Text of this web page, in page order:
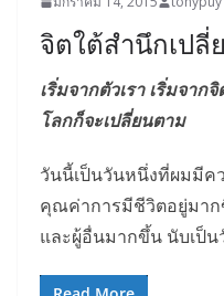
จิตใต้สำนึกเปลี่
เริ่มจากตัวเรา เริ่มจาก
โลกก็จะเปลี่ยนตาม
วันนี้เป็นวันหนึ่งที่ผมมีค
คุณค่าการมีชีวิตอยู่มา
และผู้อื่นมากขึ้น นับเป็น